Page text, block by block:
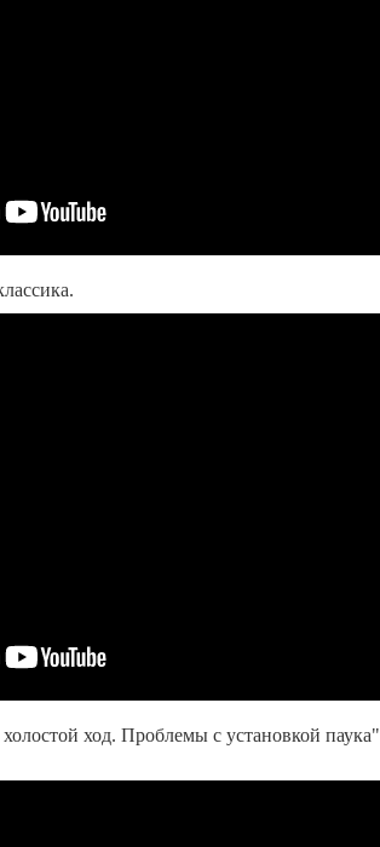
ход. Проблемы с установкой паука"